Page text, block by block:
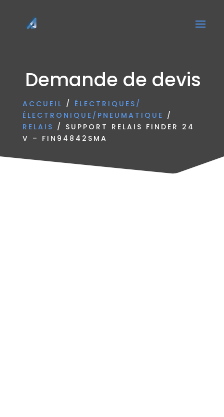
Demande de devis
ACCUEIL / ÉLECTRIQUES/
ÉLECTRONIQUE/PNEUMATIQUE /
RELAIS / SUPPORT RELAIS FINDER 24
V – FIN94842SMA